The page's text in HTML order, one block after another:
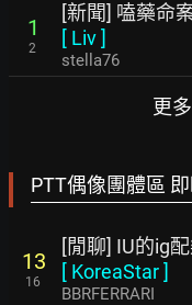
1
2
[新聞] 嗑藥命
[ Liv]
stella76
更
PTT偶像團體區
13
16
[閒聊] IU的ig
[ KoreaStar]
BBRFERRARI